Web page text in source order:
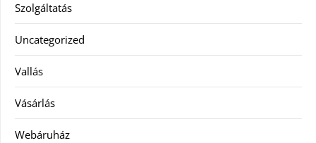
Szolgáltatás
Uncategorized
Vallás
Vásárlás
Webáruház